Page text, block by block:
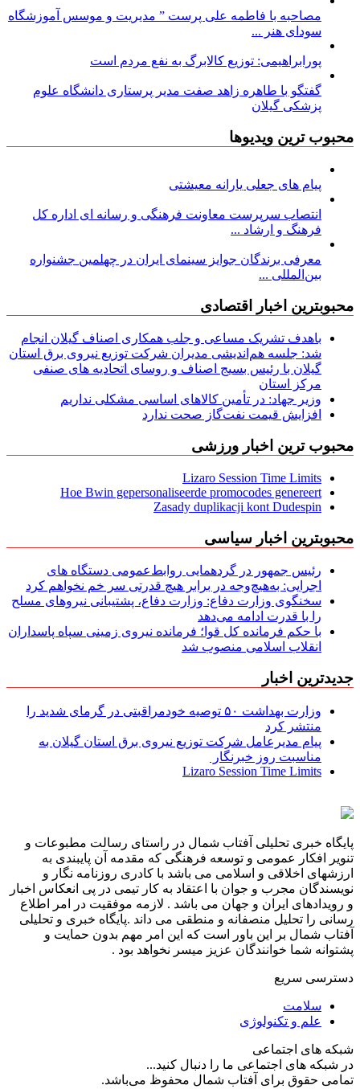
مصاحبه با فاطمه علی پرست ” مدیریت و موسس آموزشگاه
سودای هنر ...
پورابراهیمی: توزیع کالابرگ به نفع مردم است
گفتگو با طاهره زاهد صفت مدیر پرستاری دانشگاه علوم
پزشکی گیلان
محبوب ترین ویدیوها
پیام های جعلی یارانه معیشتی
انتصاب سرپرست معاونت فرهنگی و رسانه ای اداره کل
فرهنگ و ارشاد ...
معرفی برندگان جوایز سینمای ایران در چهلمین جشنواره
بین‌المللی ...
محبوبترین اخبار اقتصادی
باهدف تشریک مساعی و جلب همکاری اصناف گیلان انجام
شد: جلسه هم‌اندیشی مدیران شركت توزیع نیروی برق استان
گیلان با رئیس بسیج اصناف و روسای اتحادیه های صنفی
مركز استان
وزیر جهاد: در تأمین کالاهای اساسی مشکلی نداریم
افزایش قیمت نفت‌گاز صحت ندارد
محبوب ترین اخبار ورزشی
Lizaro Session Time Limits
Hoe Bwin gepersonaliseerde promocodes genereert
Zasady duplikacji kont Dudespin
محبوبترین اخبار سیاسی
رئیس جمهور در گردهمایی روابط‌عمومی دستگاه های
اجرایی: به‌هیچ‌وجه در برابر هیچ قدرتی سر خم نخواهم کرد
سخنگوی وزارت دفاع: وزارت دفاع، پشتیبانی نیرو‌های مسلح
را با قدرت ادامه می‌دهد
با حکم فرمانده کل قوا؛ فرمانده نیروی زمینی سپاه پاسداران
انقلاب اسلامی منصوب شد
جدیدترین اخبار
وزارت بهداشت ۵۰ توصیه خودمراقبتی در گرمای شدید را
منتشر کرد
پیام مدیرعامل شركت توزیع نیروی برق استان گیلان به
مناسبت روز خبرنگار ‌
Lizaro Session Time Limits
پایگاه خبری تحلیلی آفتاب شمال در راستای رسالت مطبوعات و
تنویر افکار عمومی و توسعه فرهنگی که مقدمه آن پایبندی به
ارزشهای اخلاقی و اسلامی می باشد با کادری روزنامه نگار و
نویسندگان مجرب و جوان با اعتقاد به کار تیمی در پی انعکاس اخبار
و رویدادهای ایران و جهان می باشد . لازمه موفقیت در امر اطلاع
رسانی را تحلیل منصفانه و منطقی می داند .پایگاه خبری و تحلیلی
آفتاب شمال بر این باور است که این امر مهم بدون حمایت و
پشتوانه شما خوانندگان عزیز میسر نخواهد بود .
دسترسی سریع
سلامت
علم و تکنولوژی
شبکه های اجتماعی
در شبکه های اجتماعی ما را دنبال کنید...
تمامی حقوق برای آفتاب شمال محفوظ می‌باشد.